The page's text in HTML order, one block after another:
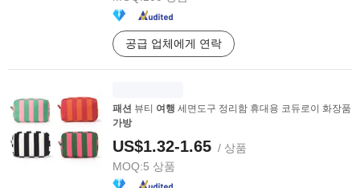
공급 업체에게 연락
패션 뷰티 여행 세면도구 정리함 휴대용 코듀로이 화장품
가방
US$1.32-1.65 / 상품
MOQ:5 상품